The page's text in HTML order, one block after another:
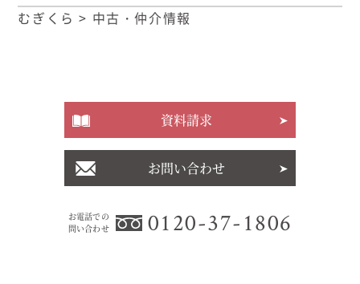
むぎくら > 中古・仲介情報
お電話での
問い合わせ
0120-37-1806
資料請求
お問い合わせ